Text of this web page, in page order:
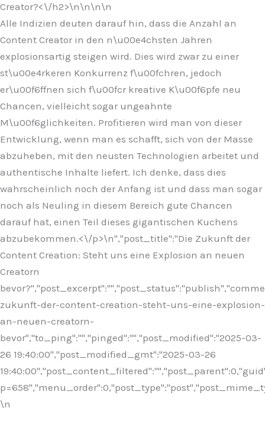
Creator?<\/h2>\n\n\n\n
Alle Indizien deuten darauf hin, dass die Anzahl an
Content Creator in den n\u00e4chsten Jahren
explosionsartig steigen wird. Dies wird zwar zu einer
st\u00e4rkeren Konkurrenz f\u00fchren, jedoch
er\u00f6ffnen sich f\u00fcr kreative K\u00f6pfe neu
Chancen, vielleicht sogar ungeahnte
M\u00f6glichkeiten. Profitieren wird man von dieser
Entwicklung, wenn man es schafft, sich von der Masse
abzuheben, mit den neusten Technologien arbeitet und
authentische Inhalte liefert. Ich denke, dass dies
wahrscheinlich noch der Anfang ist und dass man sogar
noch als Neuling in diesem Bereich gute Chancen
darauf hat, einen Teil dieses gigantischen Kuchens
abzubekommen.<\/p>\n","post_title":"Die Zukunft der
Content Creation: Steht uns eine Explosion an neuen
Creatorn
zukunft-der-content-creation-steht-uns-eine-explosion-
an-neuen-creatorn-
bevor","to_ping":"","pinged":"","post_modified":"2025-03-
26 19:40:00","post_modified_gmt":"2025-03-26
\n